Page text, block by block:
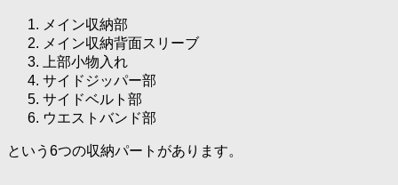
メイン収納部
メイン収納背面スリーブ
上部小物入れ
サイドジッパー部
サイドベルト部
ウエストバンド部
という6つの収納パートがあります。